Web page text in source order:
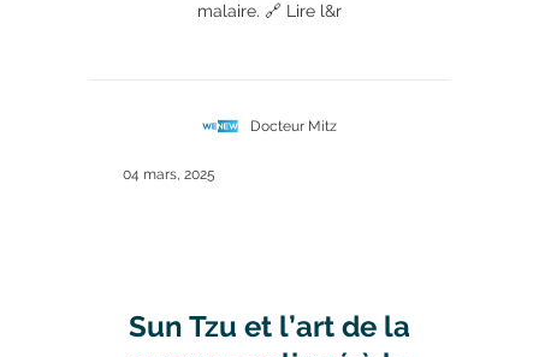
malaire. 🔗 Lire l&r
Docteur Mitz
04 mars, 2025
Sun Tzu et l’art de la